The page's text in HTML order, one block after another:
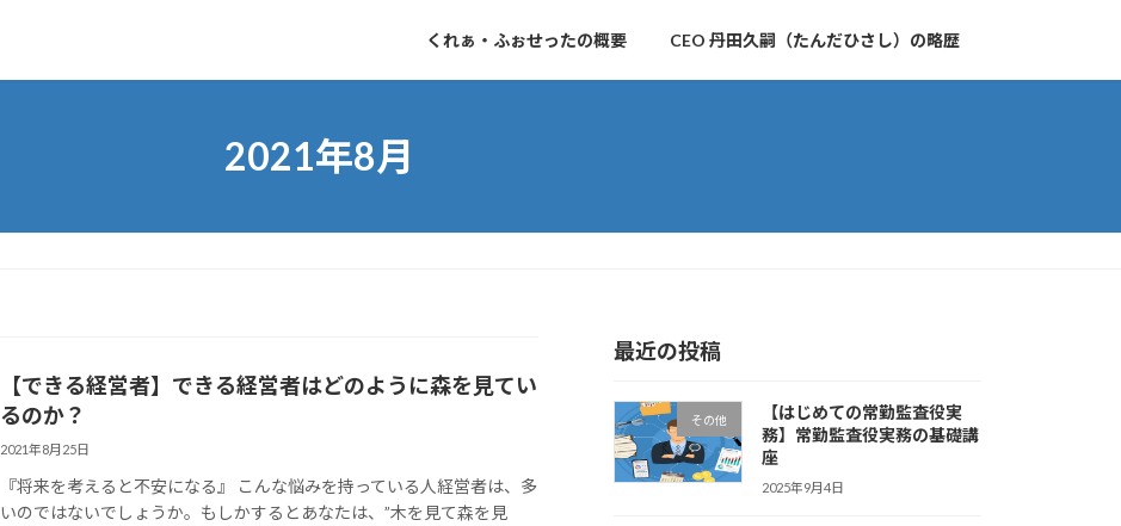
くれぁ・ふぉせったの概要 CEO 丹田久嗣（たんだひさし）の略歴
2021年8月
【できる経営者】できる経営者はどのように森を見てい
るのか？
2021年8月25日
『将来を考えると不安になる』 こんな悩みを持っている人経営者は、多
いのではないでしょうか。もしかするとあなたは、”木を見て森を見
最近の投稿
その他
【はじめての常勤監査役実
務】常勤監査役実務の基礎講
座
2025年9月4日